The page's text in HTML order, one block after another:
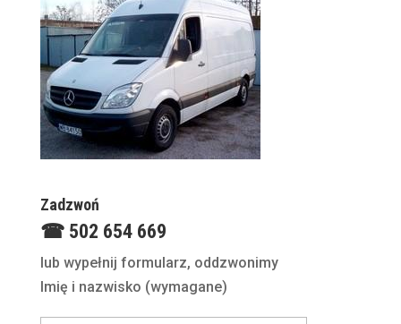
Zadzwoń
☎ 502 654 669
lub wypełnij formularz, oddzwonimy
Imię i nazwisko (wymagane)